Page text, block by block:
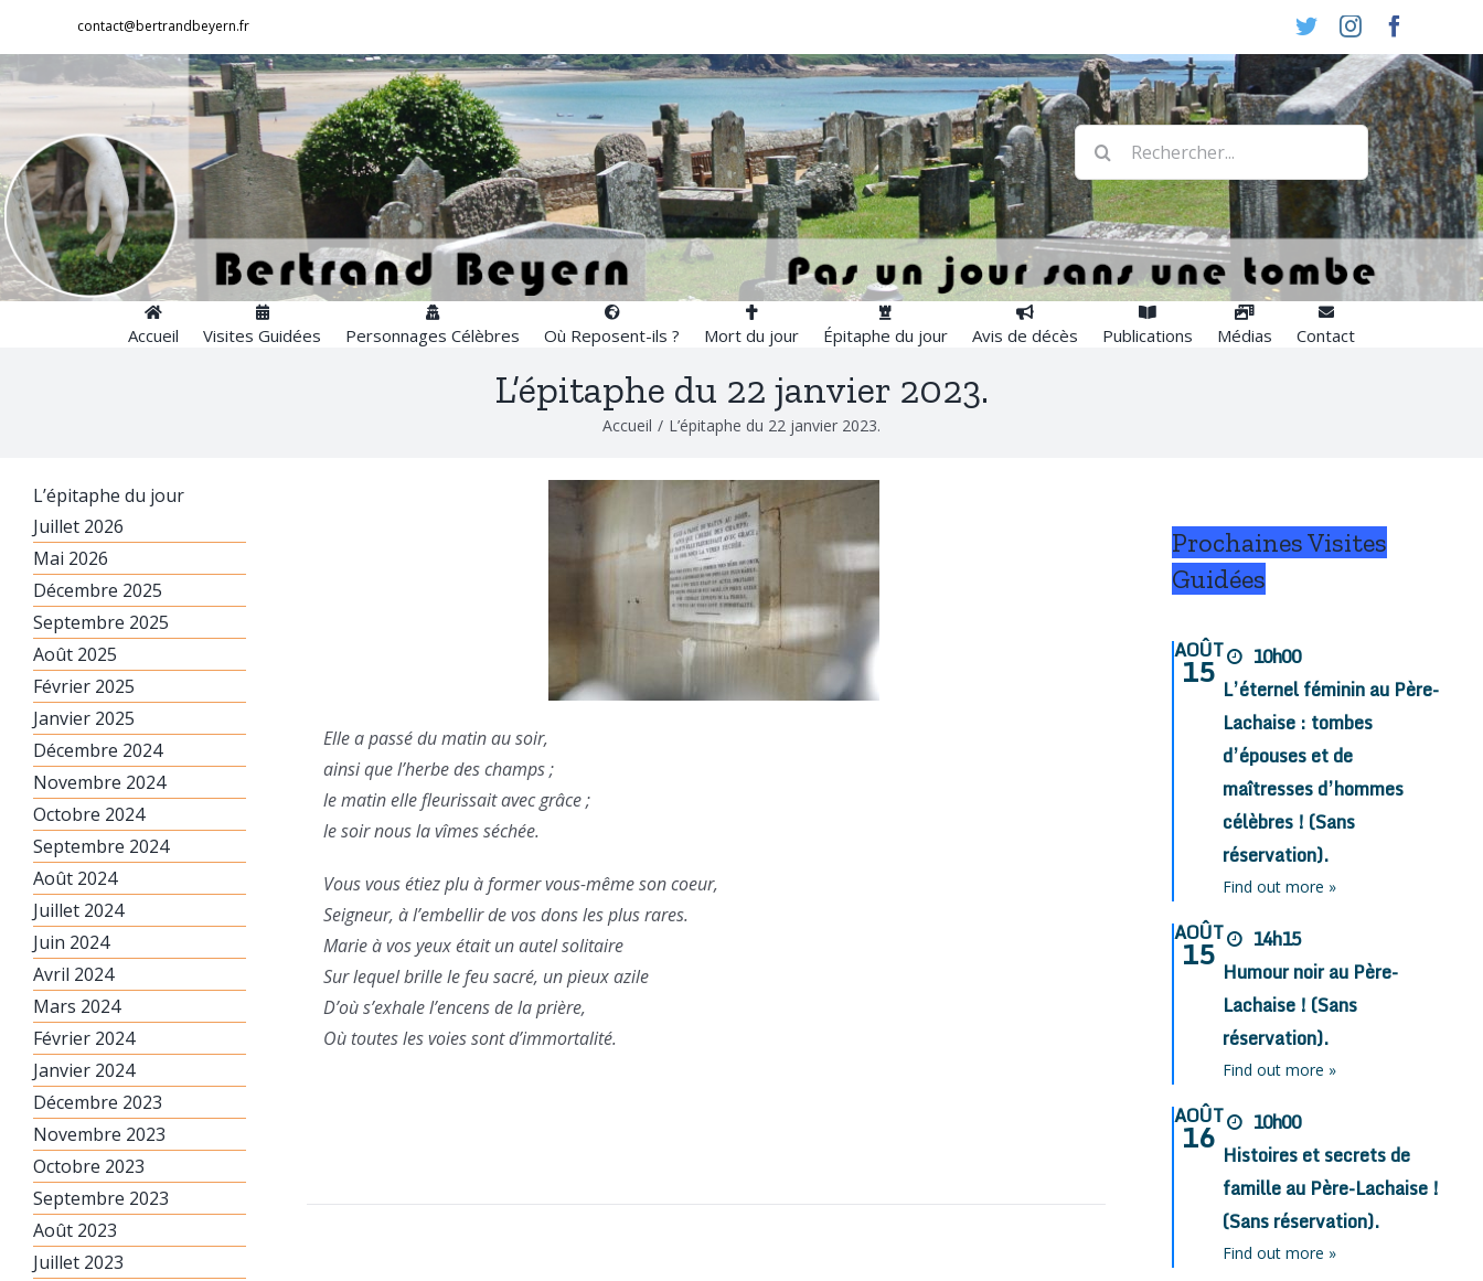
contenu
contact@bertrandbeyern.fr TwitterInstagram
Rechercher:
Accueil Visites Guidées Personnages Célèbres Où Reposent-ils ? Mort du jour Épitaphe du jour Avis de décès Publications Médias Contact
L’épitaphe du 22 janvier 2023.
Accueil / L’épitaphe du 22 janvier 2023.
Elle a passé du matin au soir,
ainsi que l’herbe des champs ;
le matin elle fleurissait avec grâce ;
le soir nous la vîmes séchée.
Vous vous étiez plu à former vous-même son coeur,
Seigneur, à l’embellir de vos dons les plus rares.
Marie à vos yeux était un autel solitaire
Sur lequel brille le feu sacré, un pieux azile
D’où s’exhale l’encens de la prière,
Où toutes les voies sont d’immortalité.
L’épitaphe du jour
Juillet 2026
Mai 2026
Décembre 2025
Septembre 2025
Août 2025
Février 2025
Janvier 2025
Décembre 2024
Novembre 2024
Octobre 2024
Septembre 2024
Août 2024
Juillet 2024
Juin 2024
Avril 2024
Mars 2024
Février 2024
Janvier 2024
Décembre 2023
Novembre 2023
Octobre 2023
Septembre 2023
Août 2023
Juillet 2023
Prochaines Visites
Guidées
AOÛT
15
10h00
L’éternel féminin au Père-
Lachaise : tombes
d’épouses et de
maîtresses d’hommes
célèbres ! (Sans
réservation).
Find out more »
AOÛT
15
14h15
Humour noir au Père-
Lachaise ! (Sans
réservation).
Find out more »
AOÛT
16
10h00
Histoires et secrets de
famille au Père-Lachaise !
(Sans réservation).
Find out more »